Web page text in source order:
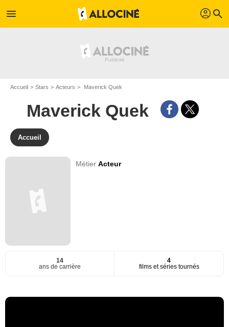
menu profil search
Accueil Stars Acteurs Maverick Quek
Maverick Quek
Accueil
MétierActeur
14
ans de carrière
4
films et séries tournés